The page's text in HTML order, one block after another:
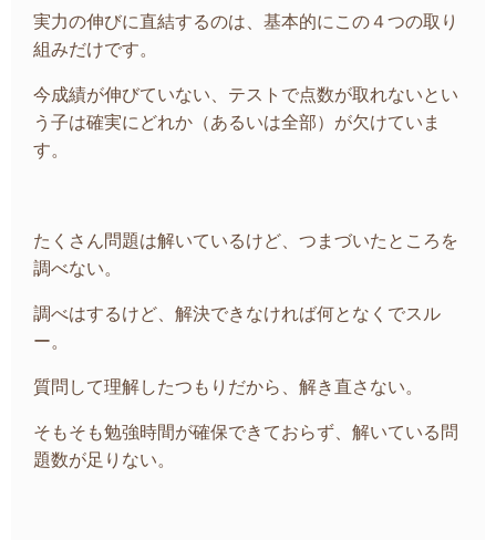
実力の伸びに直結するのは、基本的にこの４つの取り
組みだけです。
今成績が伸びていない、テストで点数が取れないとい
う子は確実にどれか（あるいは全部）が欠けていま
す。
たくさん問題は解いているけど、つまづいたところを
調べない。
調べはするけど、解決できなければ何となくでスル
ー。
質問して理解したつもりだから、解き直さない。
そもそも勉強時間が確保できておらず、解いている問
題数が足りない。